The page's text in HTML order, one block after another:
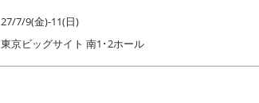
27/7/9(金)-11(日)
東京ビッグサイト 南1･2ホール